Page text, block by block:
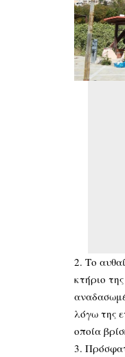
2. Το
κτήριο
λόγω της
οποία
3.